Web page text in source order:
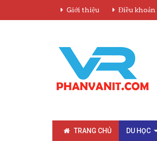
Giới thiệu Điều khoản
TRANG CHỦ DU HỌC